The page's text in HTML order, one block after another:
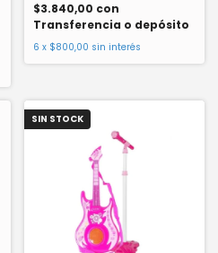
$3.840,00 con
Transferencia o depósito
6 x $800,00 sin interés
SIN STOCK